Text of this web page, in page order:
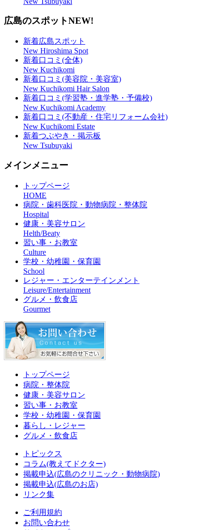
広島のスポットNEW!
新着広島スポット
New Hiroshima Spot
新着口コミ(全体)
New Kuchikomi
新着口コミ(美容院・美容室)
New Kuchikomi Hair Salon
新着口コミ(学習塾・進学塾・予備校)
New Kuchikomi Academy
新着口コミ(不動産・住宅リフォーム会社)
New Kuchikomi Estate
新着つぶやき・掲示板
New Tsubuyaki
メインメニュー
トップページ
HOME
病院・歯科医院・動物病院・整体院
Hospital
健康・美容サロン
Helth/Beaty
習い事・お教室
Culture
学校・幼稚園・保育園
School
レジャー・エンターテインメント
Leisure/Entertainment
グルメ・飲食店
Gourmet
トップページ
病院・整体院
健康・美容サロン
習い事・お教室
学校・幼稚園・保育園
暮らし・レジャー
グルメ・飲食店
トピックス
コラム(教えてドクター)
掲載申込(広島のクリニック・動物病院)
掲載申込(広島のお店)
リンク集
ご利用規約
お問い合わせ